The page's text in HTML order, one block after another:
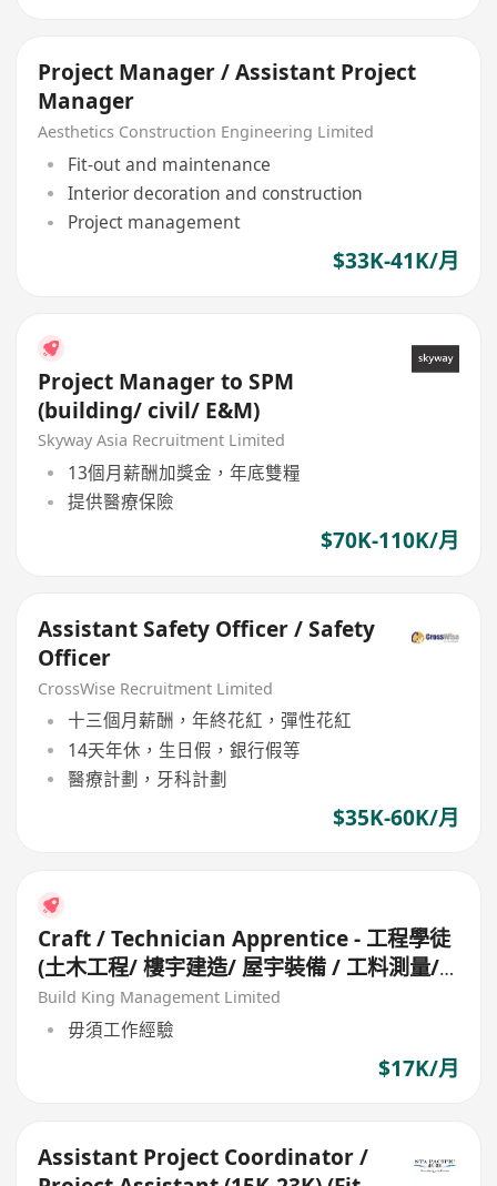
Project Manager / Assistant Project
Manager
Aesthetics Construction Engineering Limited
Fit-out and maintenance
Interior decoration and construction
Project management
$33K-41K/月
Project Manager to SPM
(building/ civil/ E&M)
Skyway Asia Recruitment Limited
13個月薪酬加獎金，年底雙糧
提供醫療保險
$70K-110K/月
Assistant Safety Officer / Safety
Officer
CrossWise Recruitment Limited
十三個月薪酬，年終花紅，彈性花紅
14天年休，生日假，銀行假等
醫療計劃，牙科計劃
$35K-60K/月
Craft / Technician Apprentice - 工程學徒
(土木工程/ 樓宇建造/ 屋宇裝備 / 工料測量/
工地測量/ 機械維修/ 冷氣設備)
Build King Management Limited
毋須工作經驗
$17K/月
Assistant Project Coordinator /